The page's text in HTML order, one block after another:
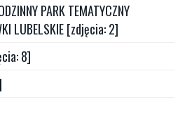
PARK TEMATYCZNY
LUBELSKIE [zdjęcia: 2]
8]